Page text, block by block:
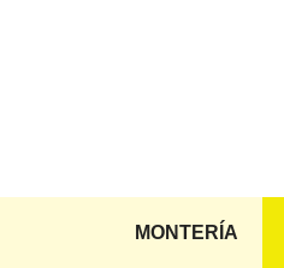
MONTERÍA